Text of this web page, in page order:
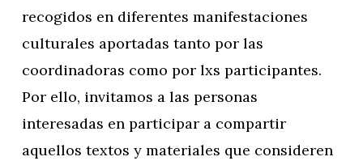
recogidos en diferentes manifestaciones
culturales aportadas tanto por las
coordinadoras como por lxs participantes.
Por ello, invitamos a las personas
interesadas en participar a compartir
aquellos textos y materiales que consideren